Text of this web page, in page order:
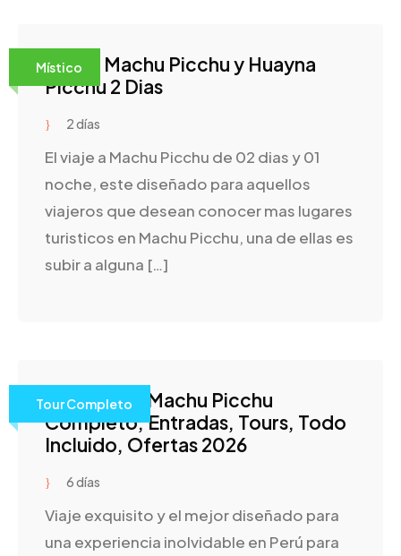
Místico
Tour a Machu Picchu y Huayna
Picchu 2 Dias
2 días
El viaje a Machu Picchu de 02 dias y 01
noche, este diseñado para aquellos
viajeros que desean conocer mas lugares
turisticos en Machu Picchu, una de ellas es
subir a alguna […]
Tour Completo
Paquete Al Machu Picchu
Completo, Entradas, Tours, Todo
Incluido, Ofertas 2026
6 días
Viaje exquisito y el mejor diseñado para
una experiencia inolvidable en Perú para